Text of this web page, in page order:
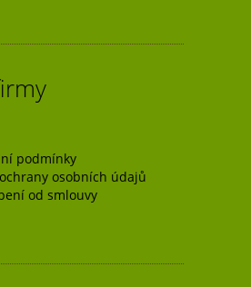
podmínky
osobních údajů
od smlouvy